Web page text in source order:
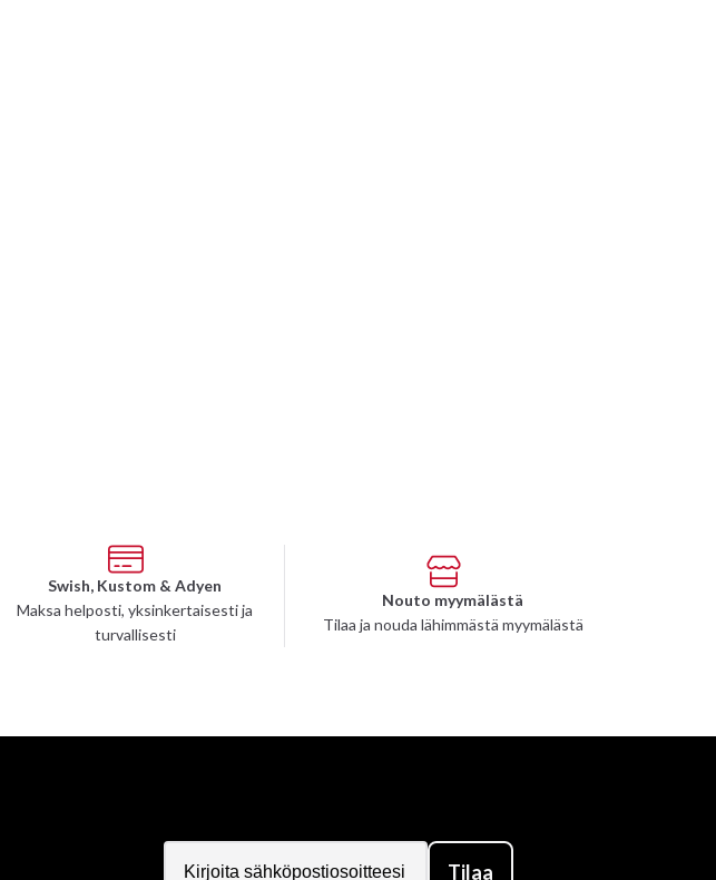
Swish, Kustom & Adyen
Maksa helposti, yksinkertaisesti ja
turvallisesti
Nouto myymälästä
Tilaa ja nouda lähimmästä myymälästä
Tilaa